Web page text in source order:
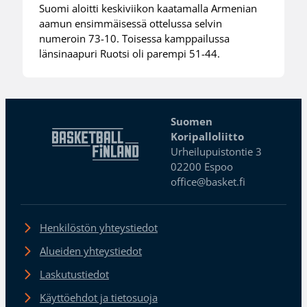
Suomi aloitti keskiviikon kaatamalla Armenian
aamun ensimmäisessä ottelussa selvin
numeroin 73-10. Toisessa kamppailussa
länsinaapuri Ruotsi oli parempi 51-44.
Suomen
Koripalloliitto
Urheilupuistontie 3
02200 Espoo
office@basket.fi
Henkilöstön yhteystiedot
Alueiden yhteystiedot
Laskutustiedot
Käyttöehdot ja tietosuoja